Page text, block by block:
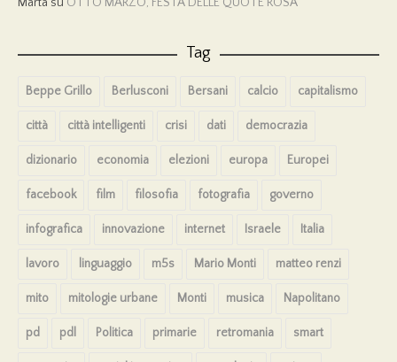
Tag
Beppe Grillo Berlusconi Bersani calcio capitalismo
città città intelligenti crisi dati democrazia
dizionario economia elezioni europa Europei
facebook film filosofia fotografia governo
infografica innovazione internet Israele Italia
lavoro linguaggio m5s Mario Monti matteo renzi
mito mitologie urbane Monti musica Napolitano
pd pdl Politica primarie retromania smart